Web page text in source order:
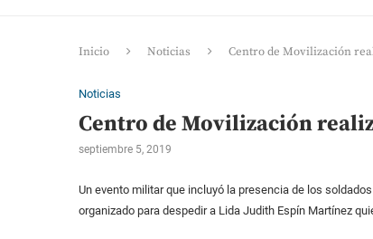
Inicio Noticias Centro de Movilización
Noticias
Centro de Movilización
septiembre 5, 2019
Un evento militar que incluyó la presencia de los
organizado para despedir a Lida Judith Espín Martínez